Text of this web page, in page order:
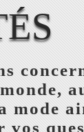
mode